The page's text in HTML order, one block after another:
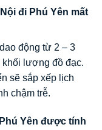
đi Phú Yên mất
động từ 2 – 3
khối lượng đồ đạc.
sẽ sắp xếp lịch
chậm trễ.
Yên được tính